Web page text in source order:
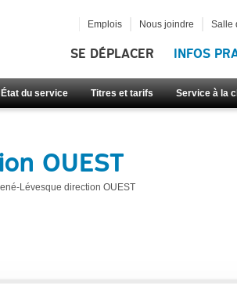
SE DÉPLACER INFOS
État du service Titres et tarifs Service à la
Emplois Nous joindre Salle
OUEST
Lévesque direction OUEST